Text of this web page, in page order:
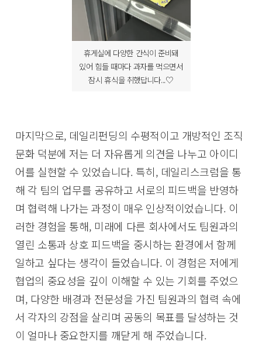
휴게실에 다양한 간식이 준비돼
있어 힘들 때마다 과자를 먹으면서
잠시 휴식을 취했답니다...♡
마지막으로, 데일리펀딩의 수평적이고 개방적인 조직
문화 덕분에 저는 더 자유롭게 의견을 나누고 아이디
어를 실현할 수 있었습니다. 특히, 데일리스크럼을 통
해 각 팀의 업무를 공유하고 서로의 피드백을 반영하
며 협력해 나가는 과정이 매우 인상적이었습니다. 이
러한 경험을 통해, 미래에 다른 회사에서도 팀원과의
열린 소통과 상호 피드백을 중시하는 환경에서 함께
일하고 싶다는 생각이 들었습니다. 이 경험은 저에게
협업의 중요성을 깊이 이해할 수 있는 기회를 주었으
며, 다양한 배경과 전문성을 가진 팀원과의 협력 속에
서 각자의 강점을 살리며 공동의 목표를 달성하는 것
이 얼마나 중요한지를 깨닫게 해 주었습니다.